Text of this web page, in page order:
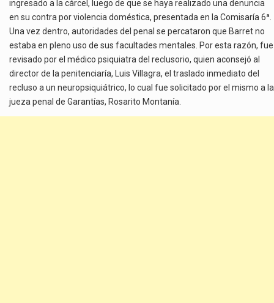
ingresado a la cárcel, luego de que se haya realizado una denuncia
en su contra por violencia doméstica, presentada en la Comisaría 6ª.
Una vez dentro, autoridades del penal se percataron que Barret no
estaba en pleno uso de sus facultades mentales. Por esta razón, fue
revisado por el médico psiquiatra del reclusorio, quien aconsejó al
director de la penitenciaría, Luis Villagra, el traslado inmediato del
recluso a un neuropsiquiátrico, lo cual fue solicitado por el mismo a la
jueza penal de Garantías, Rosarito Montanía.